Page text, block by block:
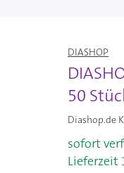
DIASHOP
50
Diashop.de
sofort
Lieferzeit